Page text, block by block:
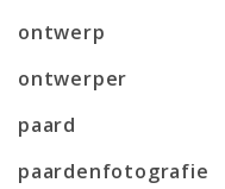
ontwerp
ontwerper
paard
paardenfotografie